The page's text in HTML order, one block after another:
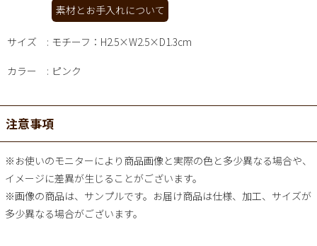
素材とお手入れについて
サイズ モチーフ：H2.5×W2.5×D1.3cm
カラー ピンク
注意事項
※お使いのモニターにより商品画像と実際の色と多少異なる場合や、
イメージに差異が生じることがございます。
※画像の商品は、サンプルです。お届け商品は仕様、加工、サイズが
多少異なる場合がございます。